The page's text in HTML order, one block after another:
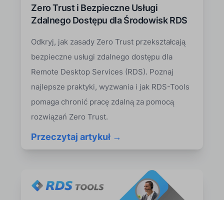
Zero Trust i Bezpieczne Usługi
Zdalnego Dostępu dla Środowisk RDS
Odkryj, jak zasady Zero Trust przekształcają
bezpieczne usługi zdalnego dostępu dla
Remote Desktop Services (RDS). Poznaj
najlepsze praktyki, wyzwania i jak RDS-Tools
pomaga chronić pracę zdalną za pomocą
rozwiązań Zero Trust.
Przeczytaj artykuł →